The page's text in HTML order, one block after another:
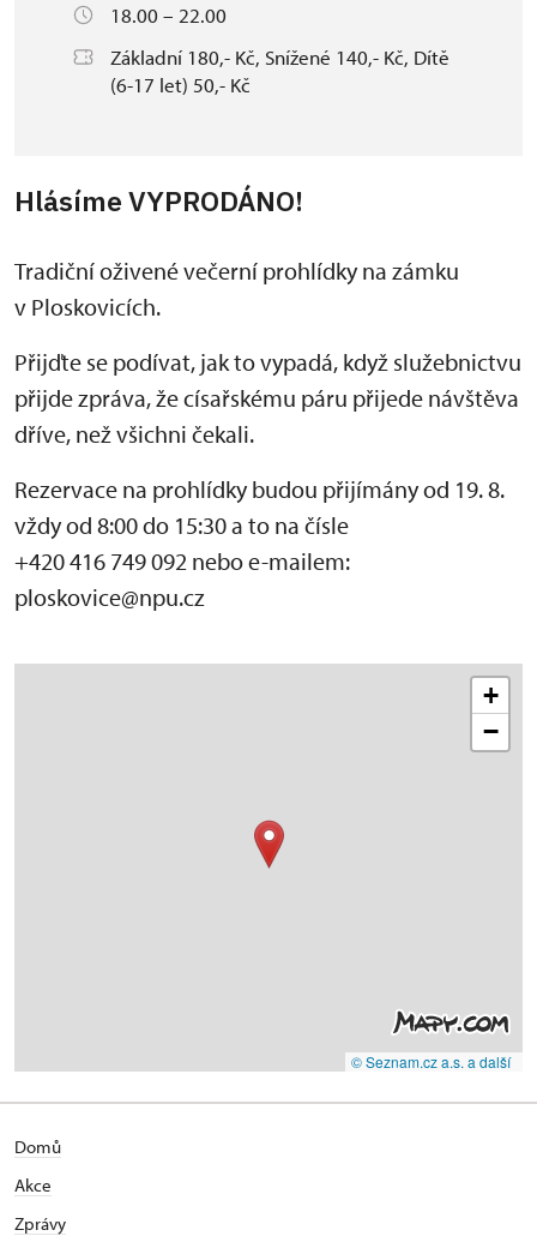
18.00 – 22.00
Základní 180,- Kč, Snížené 140,- Kč, Dítě
(6-17 let) 50,- Kč
Hlásíme VYPRODÁNO!
Tradiční oživené večerní prohlídky na zámku
v Ploskovicích.
Přijďte se podívat, jak to vypadá, když služebnictvu
přijde zpráva, že císařskému páru přijede návštěva
dříve, než všichni čekali.
Rezervace na prohlídky budou přijímány od 19. 8.
vždy od 8:00 do 15:30 a to na čísle
+420 416 749 092 nebo e-mailem:
ploskovice@npu.cz
+
−
© Seznam.cz a.s. a další
Domů
Akce
Zprávy